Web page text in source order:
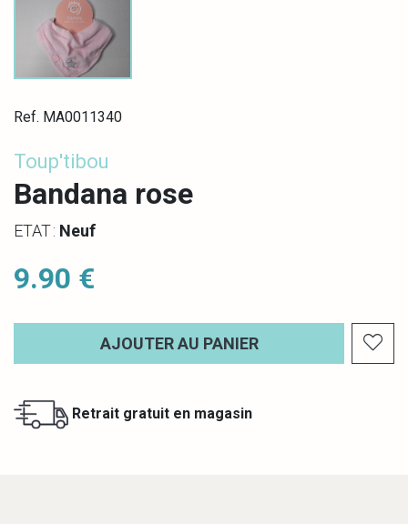
Ref. MA0011340
Toup'tibou
Bandana rose
ETAT : Neuf
9.90 €
AJOUTER AU PANIER
Retrait gratuit en magasin